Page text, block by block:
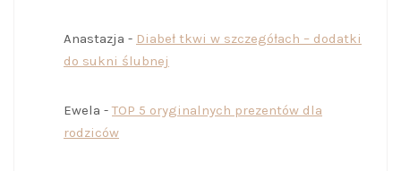
Anastazja - Diabeł tkwi w szczegółach – dodatki
do sukni ślubnej
Ewela -TOP 5 oryginalnych prezentów dla
rodziców